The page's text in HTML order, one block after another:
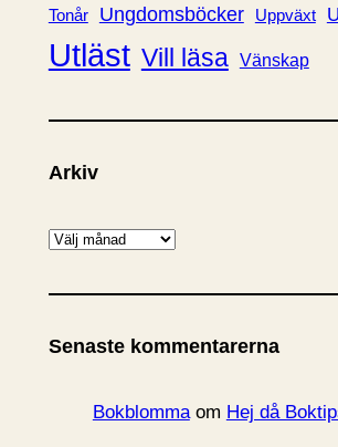
Tonår Ungdomsböcker Uppväxt
Utläst Vill läsa Vänskap
Arkiv
A
k
v
Senaste kommentarerna
Bokblommaom Hej då